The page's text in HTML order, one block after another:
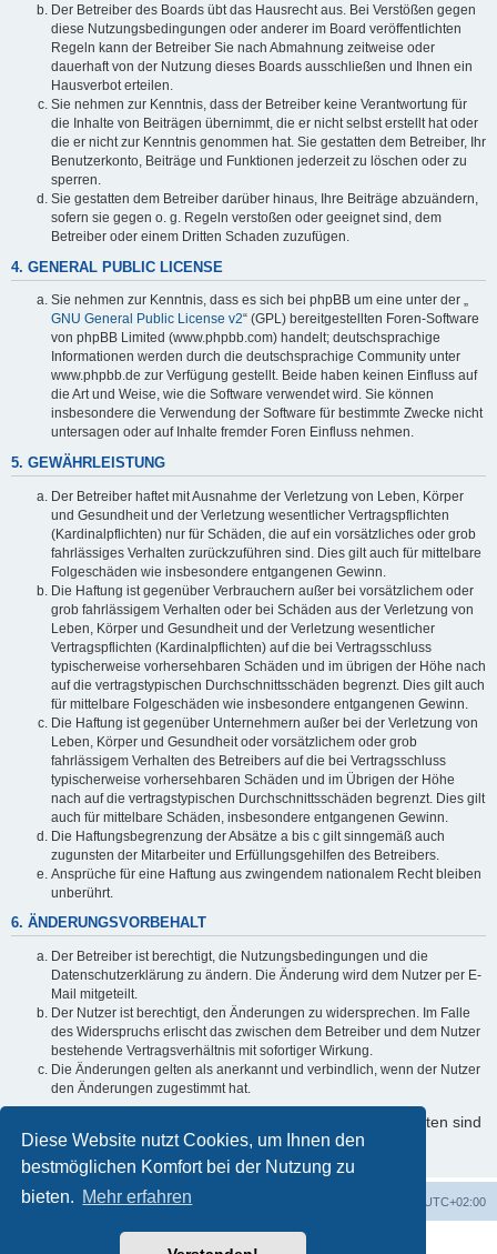
Diese Website nutzt Cookies, um Ihnen den
bestmöglichen Komfort bei der Nutzung zu
bieten. Mehr erfahren
Der Betreiber des Boards übt das Hausrecht aus. Bei Verstößen gegen
diese Nutzungsbedingungen oder anderer im Board veröffentlichten
Regeln kann der Betreiber Sie nach Abmahnung zeitweise oder
dauerhaft von der Nutzung dieses Boards ausschließen und Ihnen ein
Hausverbot erteilen.
Sie nehmen zur Kenntnis, dass der Betreiber keine Verantwortung für
die Inhalte von Beiträgen übernimmt, die er nicht selbst erstellt hat oder
die er nicht zur Kenntnis genommen hat. Sie gestatten dem Betreiber, Ihr
Benutzerkonto, Beiträge und Funktionen jederzeit zu löschen oder zu
sperren.
Sie gestatten dem Betreiber darüber hinaus, Ihre Beiträge abzuändern,
sofern sie gegen o. g. Regeln verstoßen oder geeignet sind, dem
Betreiber oder einem Dritten Schaden zuzufügen.
4. GENERAL PUBLIC LICENSE
Sie nehmen zur Kenntnis, dass es sich bei phpBB um eine unter der „
GNU General Public License v2“ (GPL) bereitgestellten Foren-Software
von phpBB Limited (www.phpbb.com) handelt; deutschsprachige
Informationen werden durch die deutschsprachige Community unter
www.phpbb.de zur Verfügung gestellt. Beide haben keinen Einfluss auf
die Art und Weise, wie die Software verwendet wird. Sie können
insbesondere die Verwendung der Software für bestimmte Zwecke nicht
untersagen oder auf Inhalte fremder Foren Einfluss nehmen.
5. GEWÄHRLEISTUNG
Der Betreiber haftet mit Ausnahme der Verletzung von Leben, Körper
und Gesundheit und der Verletzung wesentlicher Vertragspflichten
(Kardinalpflichten) nur für Schäden, die auf ein vorsätzliches oder grob
fahrlässiges Verhalten zurückzuführen sind. Dies gilt auch für mittelbare
Folgeschäden wie insbesondere entgangenen Gewinn.
Die Haftung ist gegenüber Verbrauchern außer bei vorsätzlichem oder
grob fahrlässigem Verhalten oder bei Schäden aus der Verletzung von
Leben, Körper und Gesundheit und der Verletzung wesentlicher
Vertragspflichten (Kardinalpflichten) auf die bei Vertragsschluss
typischerweise vorhersehbaren Schäden und im übrigen der Höhe nach
auf die vertragstypischen Durchschnittsschäden begrenzt. Dies gilt auch
für mittelbare Folgeschäden wie insbesondere entgangenen Gewinn.
Die Haftung ist gegenüber Unternehmern außer bei der Verletzung von
Leben, Körper und Gesundheit oder vorsätzlichem oder grob
fahrlässigem Verhalten des Betreibers auf die bei Vertragsschluss
typischerweise vorhersehbaren Schäden und im Übrigen der Höhe
nach auf die vertragstypischen Durchschnittsschäden begrenzt. Dies gilt
auch für mittelbare Schäden, insbesondere entgangenen Gewinn.
Die Haftungsbegrenzung der Absätze a bis c gilt sinngemäß auch
zugunsten der Mitarbeiter und Erfüllungsgehilfen des Betreibers.
Ansprüche für eine Haftung aus zwingendem nationalem Recht bleiben
unberührt.
6. ÄNDERUNGSVORBEHALT
Der Betreiber ist berechtigt, die Nutzungsbedingungen und die
Datenschutzerklärung zu ändern. Die Änderung wird dem Nutzer per E-
Mail mitgeteilt.
Der Nutzer ist berechtigt, den Änderungen zu widersprechen. Im Falle
des Widerspruchs erlischt das zwischen dem Betreiber und dem Nutzer
bestehende Vertragsverhältnis mit sofortiger Wirkung.
Die Änderungen gelten als anerkannt und verbindlich, wenn der Nutzer
den Änderungen zugestimmt hat.
Informationen über den Umgang mit Ihren persönlichen Daten sind
in der Datenschutzerklärung enthalten.
Foren-Übersicht UTC+02:00